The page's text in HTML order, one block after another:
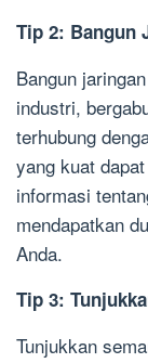
Tip 2: Bangun
Bangun
industri,
terhubung
yang kuat
informasi
mendapatkan
Anda.
Tip 3:
Tunjukkan